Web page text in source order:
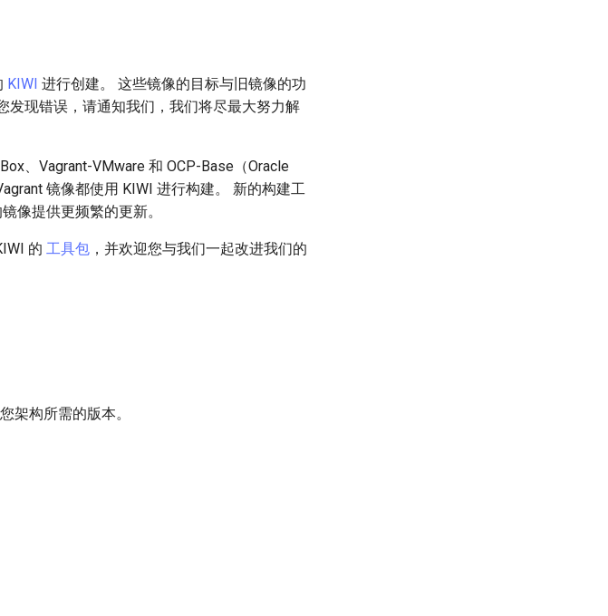
KIWI 进行创建。 这些镜像的目标与旧镜像的功
发现错误，请通知我们，我们将尽最大努力解
、Vagrant-VMware 和 OCP-Base（Oracle
镜像都使用 KIWI 进行构建。 新的构建工
像提供更频繁的更新。
的 工具包 ，并欢迎您与我们一起改进我们的
架构所需的版本。